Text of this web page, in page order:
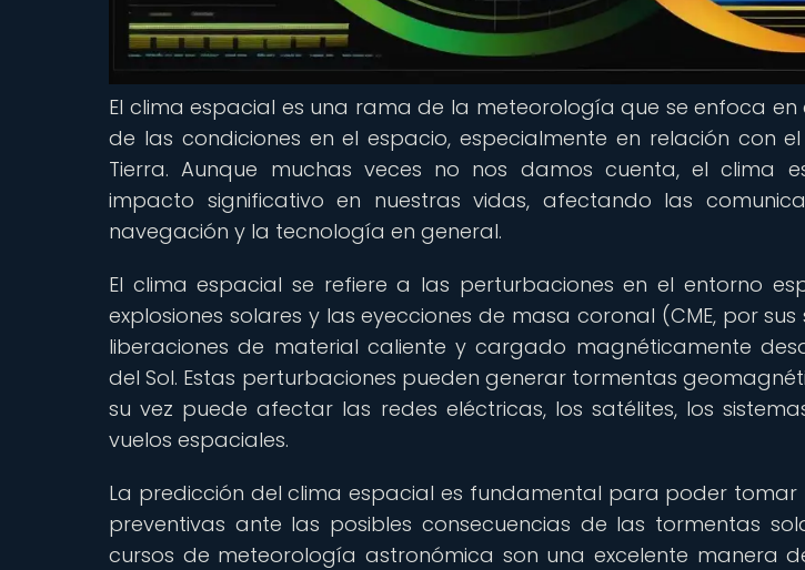
El clima espacial es una rama de la meteorología que se enfoca
de las condiciones en el espacio, especialmente en relación con
Tierra. Aunque muchas veces no nos damos cuenta, el clima
impacto significativo en nuestras vidas, afectando las
navegación y la tecnología en general.
El clima espacial se refiere a las perturbaciones en el entorno
explosiones solares y las eyecciones de masa coronal (CME, por
liberaciones de material caliente y cargado magnéticamente
del Sol. Estas perturbaciones pueden generar tormentas
su vez puede afectar las redes eléctricas, los satélites, los
vuelos espaciales.
La predicción del clima espacial es fundamental para poder tomar
preventivas ante las posibles consecuencias de las tormentas
cursos de meteorología astronómica son una excelente manera